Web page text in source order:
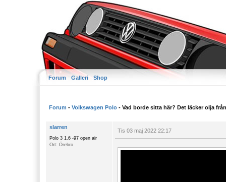
Forum Galleri Shop
Forum - Volkswagen Polo - Vad borde sitta här? Det läcker olja
slarren
Polo 3 1.6 -97 open air
Ort: Örebro
Tis 03 maj 2022 22:17